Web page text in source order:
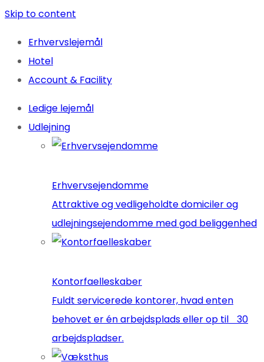
Skip to content
Erhvervslejemål
Hotel
Account & Facility
Ledige lejemål
Udlejning
Erhvervsejendomme
Attraktive og vedligeholdte domiciler og
udlejningsejendomme med god beliggenhed
Kontorfaelleskaber
Fuldt servicerede kontorer, hvad enten
behovet er én arbejdsplads eller op til 30
arbejdspladser.